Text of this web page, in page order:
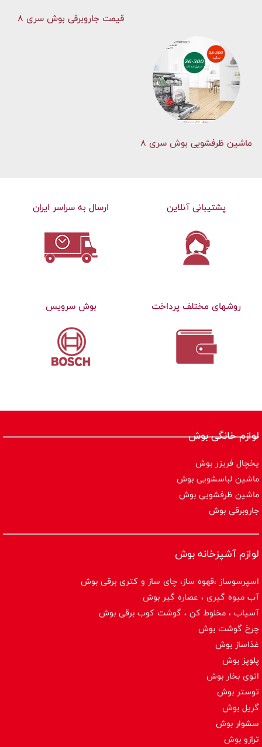
قیمت جاروبرقی بوش سری ۸
ماشین ظرفشویی بوش سری 8
پشتیبانی آنلاین ارسال به سراسر ایران
روشهای مختلف پرداخت بوش سرویس
لوازم خانگی بوش
یخچال فریزر بوش
ماشین لباسشویی بوش
ماشین ظرفشویی بوش
جاروبرقی بوش
لوازم آشپزخانه بوش
اسپرسوساز ،قهوه ساز، چای ساز و کتری برقی بوش
آب میوه گیری ، عصاره گیر بوش
آسیاب ، مخلوط کن ، گوشت کوب برقی بوش
چرخ گوشت بوش
غذاساز بوش
پلوپز بوش
اتوی بخار بوش
توستر بوش
گریل بوش
سشوار بوش
ترازو بوش